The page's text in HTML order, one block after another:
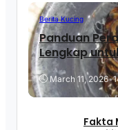
Berita Kucing
Panduan
Lengkap
March 11, 2026•
Fakta